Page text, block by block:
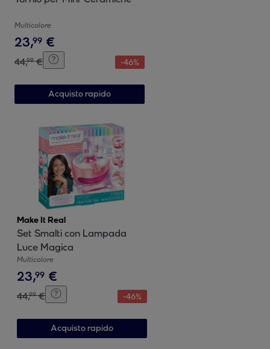
Multicolore
23,99 €
44,99 € -46%
Acquisto rapido
Make It Real
Set Smalti con Lampada
Luce Magica
Multicolore
23,99 €
44,99 € -46%
Acquisto rapido